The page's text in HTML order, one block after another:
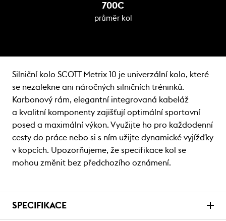
700C
průměr kol
Silniční kolo SCOTT Metrix 10 je univerzální kolo, které
se nezalekne ani náročných silničních tréninků.
Karbonový rám, elegantní integrovaná kabeláž
a kvalitní komponenty zajišťují optimální sportovní
posed a maximální výkon. Využijte ho pro každodenní
cesty do práce nebo si s ním užijte dynamické vyjížďky
v kopcích. Upozorňujeme, že specifikace kol se
mohou změnit bez předchozího oznámení.
SPECIFIKACE